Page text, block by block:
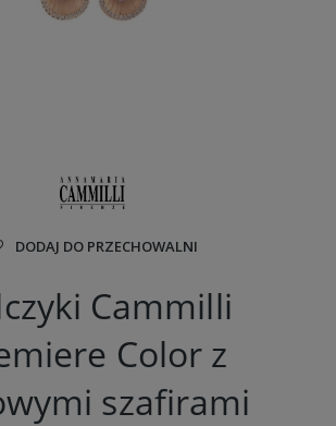
DODAJ DO PRZECHOWALNI
Cammilli
Color z
szafirami